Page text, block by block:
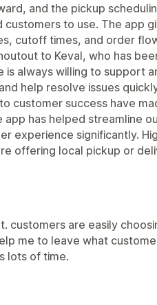
and the pickup
customers to use. The app
cutoff times, and order
to Keval, who has
is always willing to support
help resolve issues
customer success have
app has helped streamline
experience significantly.
offering local pickup or
customers are easily
me to leave what
lots of time.